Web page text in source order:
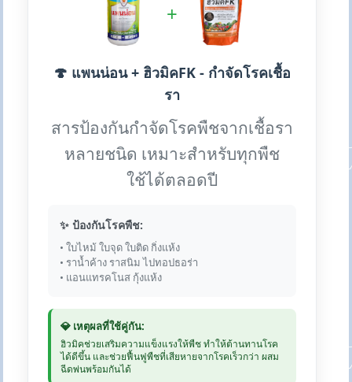
+
🍄 แพนน่อน + ฮิวมิคFK - กำจัดโรคเชื้อ
รา
สารป้องกันกำจัดโรคพืชจากเชื้อรา
หลายชนิด เหมาะสำหรับทุกพืช
ใช้ได้ตลอดปี
✨ ป้องกันโรคพืช:
• ใบไหม้ ใบจุด ใบติด กิ่งแห้ง
• ราน้ำค้าง ราสนิม ไปทอปธอร่า
• แอนแทรคโนส กุ้งแห้ง
💎 เหตุผลที่ใช้คู่กัน:
ฮิวมิคช่วยเสริมความแข็งแรงให้พืช ทำให้ต้านทานโรค
ได้ดีขึ้น และช่วยฟื้นฟูพืชที่เสียหายจากโรคเร็วกว่า ผสม
ฉีดพ่นพร้อมกันได้